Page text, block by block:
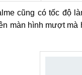
cũng có tốc độ
màn hình mượt